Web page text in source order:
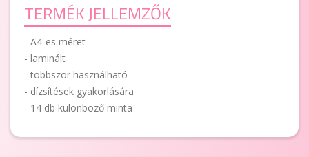
TERMÉK JELLEMZŐK
- A4-es méret
- laminált
- többször használható
- dízsítések gyakorlására
- 14 db különböző minta